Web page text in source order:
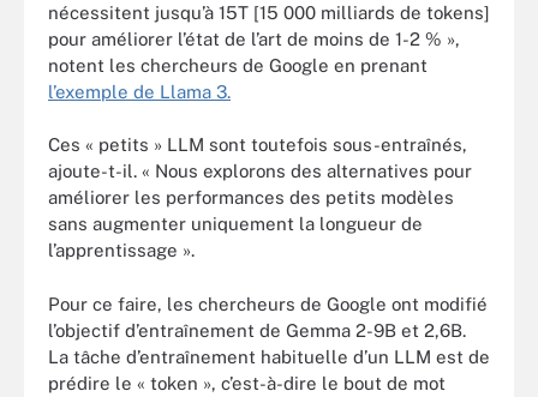
nécessitent jusqu’à 15T [15 000 milliards de tokens]
pour améliorer l’état de l’art de moins de 1-2 % »,
notent les chercheurs de Google en prenant
l’exemple de Llama 3.
Ces « petits » LLM sont toutefois sous-entraînés,
ajoute-t-il. « Nous explorons des alternatives pour
améliorer les performances des petits modèles
sans augmenter uniquement la longueur de
l’apprentissage ».
Pour ce faire, les chercheurs de Google ont modifié
l’objectif d’entraînement de Gemma 2-9B et 2,6B.
La tâche d’entraînement habituelle d’un LLM est de
prédire le « token », c’est-à-dire le bout de mot